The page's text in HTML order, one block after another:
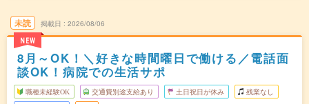
未読
NEW
掲載日 2026/08/06
8月～OK！＼好きな時間曜日で働ける／電話面
談OK！病院での生活サポ
職種未経験OK 交通費別途支給あり 土日祝日が休み 残業なし